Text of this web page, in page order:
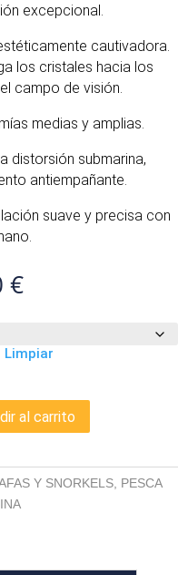
excepcional.
cautivadora.
los cristales hacia los
campo de visión.
medias y amplias.
distorsión submarina,
antiempañante.
suave y precisa con
€
Limpiar
al carrito
Y SNORKELS, PESCA